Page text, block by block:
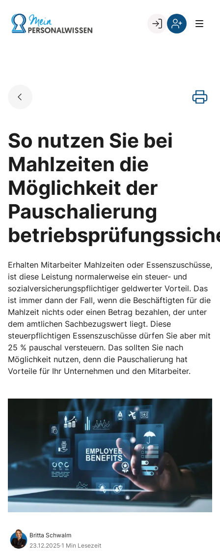
content
Go to landing page.
So nutzen Sie bei
Mahlzeiten die
Möglichkeit der
Pauschalierung
Erhalten Mitarbeiter Mahlzeiten oder Essenszuschüsse,
ist diese Leistung normalerweise ein steuer- und
sozialversicherungspflichtiger geldwerter Vorteil. Das
ist immer dann der Fall, wenn die Beschäftigten für die
Mahlzeit nichts oder einen Betrag bezahlen, der unter
dem amtlichen Sachbezugswert liegt. Diese
steuerpflichtigen Essenszuschüsse dürfen Sie aber mit
25 % pauschal versteuern. Das sollten Sie nach
Möglichkeit nutzen, denn die Pauschalierung hat
Vorteile für Ihr Unternehmen und den Mitarbeiter.
Britta Schwalm
23.12.2025·1 Min Lesezeit